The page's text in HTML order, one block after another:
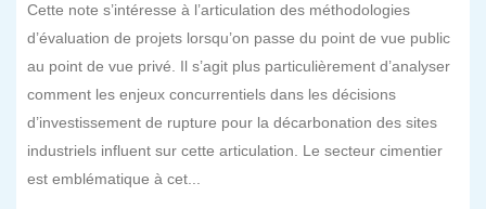
Cette note s’intéresse à l’articulation des méthodologies
d’évaluation de projets lorsqu’on passe du point de vue public
au point de vue privé. Il s’agit plus particulièrement d’analyser
comment les enjeux concurrentiels dans les décisions
d’investissement de rupture pour la décarbonation des sites
industriels influent sur cette articulation. Le secteur cimentier
est emblématique à cet...